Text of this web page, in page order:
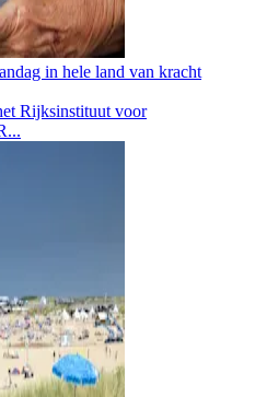
in hele land van kracht
Rijksinstituut voor